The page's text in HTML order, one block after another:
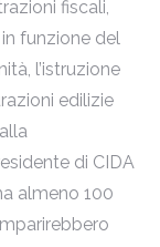
fiscali,
funzione del
l’istruzione
edilizie
di CIDA
almeno 100